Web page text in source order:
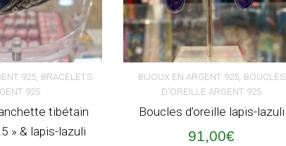
925, BRACELETS
925
tibétain
» & lapis-lazuli
BIJOUX EN ARGENT 925, BOUCLES
D'OREILLE ARGENT 925
Boucles d’oreille lapis-lazuli
91,00€